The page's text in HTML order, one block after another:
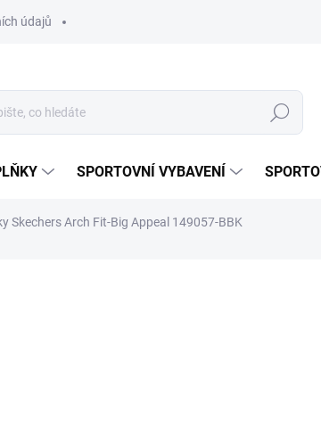
údajů
Hledat
SPORTOVNÍ VYBAVENÍ
Skechers Arch Fit-Big Appeal 149057-BBK